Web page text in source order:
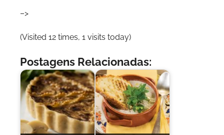
–>
(Visited 12 times, 1 visits today)
Postagens Relacionadas: